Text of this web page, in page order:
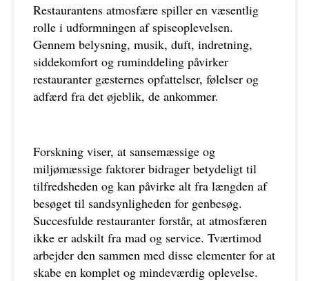
Restaurantens atmosfære spiller en væsentlig
rolle i udformningen af spiseoplevelsen.
Gennem belysning, musik, duft, indretning,
siddekomfort og ruminddeling påvirker
restauranter gæsternes opfattelser, følelser og
adfærd fra det øjeblik, de ankommer.
Forskning viser, at sansemæssige og
miljømæssige faktorer bidrager betydeligt til
tilfredsheden og kan påvirke alt fra længden af
besøget til sandsynligheden for genbesøg.
Succesfulde restauranter forstår, at atmosfæren
ikke er adskilt fra mad og service. Tværtimod
arbejder den sammen med disse elementer for at
skabe en komplet og mindeværdig oplevelse.